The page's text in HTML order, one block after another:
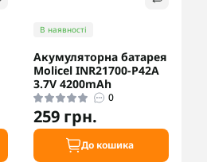
В наявності
Акумуляторна батарея
Molicel INR21700-P42A
3.7V 4200mAh
0
259 грн.
До кошика